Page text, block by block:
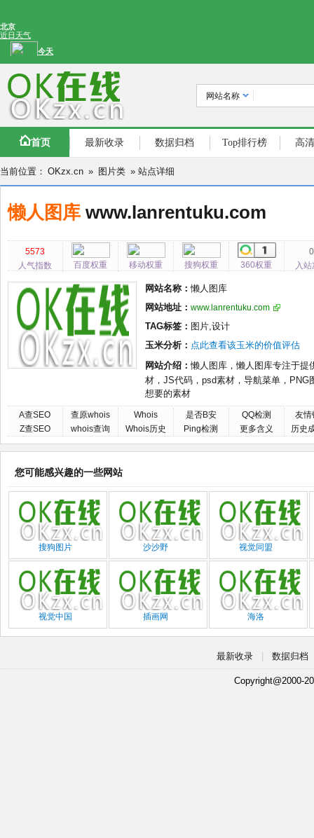
网站名称
首页 最新收录 数据归档 Top排行榜 高
当前位置： OKzx.cn » 图片类 » 站点详细
懒人图库 www.lanrentuku.com
5573
人气指数
百度权重 移动权重 搜狗权重 360权重
0
入
网站名称： 懒人图库
网站地址： www.lanrentuku.com
TAG标签： 图片,设计
玉米分析： 点此查看该玉米的价值评估
网站介绍： 懒人图库，懒人图库专注于提
材，JS代码，psd素材，导航菜单，
想要的素材
A查SEO
Z查SEO
查原whois
whois查询
Whois
Whois历史
是否B安
Ping检测
QQ检测
更多含义
友情
历史
您可能感兴趣的一些网站
搜狗图片 沙沙野 视觉同盟
视觉中国 插画网 海洛
最新收录 数据归档
Copyright@2000-